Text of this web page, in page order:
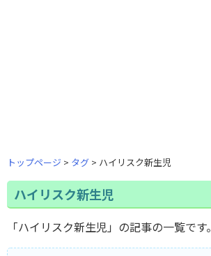
トップページ タグ ハイリスク新生児
ハイリスク新生児
「ハイリスク新生児」の記事の一覧です。